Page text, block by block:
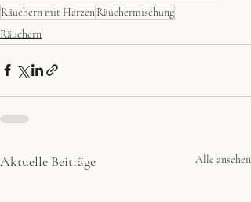
Räuchern mit HarzenRäuchermischung
Räuchern
Aktuelle Beiträge Alle ansehen